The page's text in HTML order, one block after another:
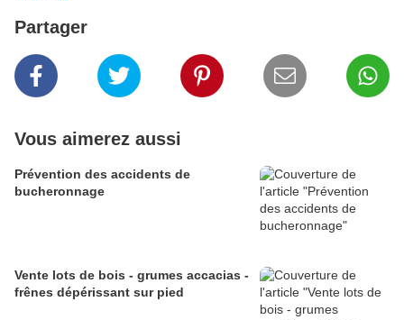
Partager
Vous aimerez aussi
Prévention des accidents de
bucheronnage
Vente lots de bois - grumes accacias -
frênes dépérissant sur pied